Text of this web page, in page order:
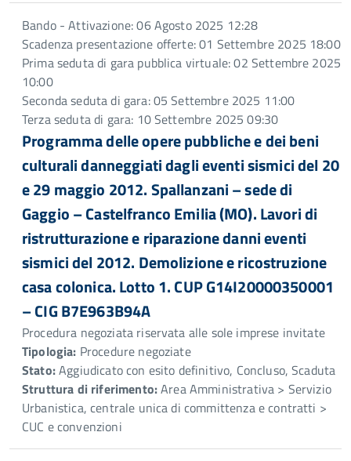
Bando - Attivazione: 06 Agosto 2025 12:28
Scadenza presentazione offerte: 01 Settembre 2025 18:00
Prima seduta di gara pubblica virtuale: 02 Settembre 2025
10:00
Seconda seduta di gara: 05 Settembre 2025 11:00
Terza seduta di gara: 10 Settembre 2025 09:30
Programma delle opere pubbliche e dei beni
culturali danneggiati dagli eventi sismici del 20
e 29 maggio 2012. Spallanzani – sede di
Gaggio – Castelfranco Emilia (MO). Lavori di
ristrutturazione e riparazione danni eventi
sismici del 2012. Demolizione e ricostruzione
casa colonica. Lotto 1. CUP G14I20000350001
– CIG B7E963B94A
Procedura negoziata riservata alle sole imprese invitate
Tipologia: Procedure negoziate
Stato:Aggiudicato con esito definitivo, Concluso, Scaduta
Struttura di riferimento:Area Amministrativa > Servizio
Urbanistica, centrale unica di committenza e contratti >
CUC e convenzioni